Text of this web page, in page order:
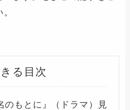
る目次
のもとに』（ドラマ）見